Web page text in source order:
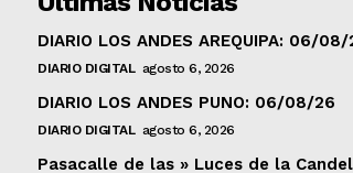
DIARIO LOS ANDES AREQUIPA: 06/08/
DIARIO DIGITAL agosto 6, 2026
DIARIO LOS ANDES PUNO: 06/08/26
DIARIO DIGITAL agosto 6, 2026
Pasacalle de las » Luces de la